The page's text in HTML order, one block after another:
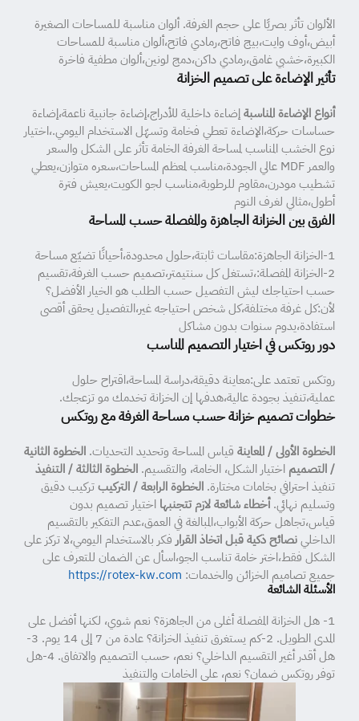
الألوان تأثر بصريًا على حجم الغرفة. ألوان مناسبة للمساحات الصغيرة
أبيض،أوف وايت،بيج فاتح،رمادي فاتح،ألوان مناسبة للمساحات
الكبيرة،خشبي غامق،رمادي داكن،دمج لونين،ألوان مطفية فاخرة
تأثير الإضاءة على تصميم الخزانة
أنواع الإضاءة المناسبةإضاءة داخلية للأدراج،إضاءة جانبية ناعمة،إضاءة
حساسات حركة،الإضاءة تعطي فخامة وتسهّل الاستخدام اليومي.،اختيار
نوع الخشب المناسب لمساحة الغرفة الخامة تأثر على الشكل والسعر
والعمر MDF عالي الجودة،مناسب لمعظم المساحات،سعره متوازن،يعطي
تشطيب مودرن،مقاوم للرطوبة،مناسب لجو الكويت،يعيش فترة
أطول،مثالي لغرف النوم
الفرق بين الخزانة الجاهزة والمفصلة حسب المساحة
1-الخزانة الجاهزة:مقاسات ثابتة،حلول محدودة،أحيانًا تضيّع مساحة
2-الخزانة المفصلة:،تستغل كل سنتيمتر،تصميم حسب الغرفة،تقسيم
حسب احتياجك ليش التفصيل حسب الطلب هو الخيار الأفضل؟
لأن:كل غرفة مختلفة،كل شخص احتياجه غير،التفصيل يحقق أقصى
استفادة،يدوم سنوات بدون مشاكل
دور روتكس في اختيار التصميم المناسب
روتكس تعتمد على:معاينة دقيقة،دراسة المساحة،اقتراح حلول
عملية،تنفيذ بجودة عالية،هدفها إن الخزانة تخدمك مو تزعجك.
خطوات تصميم خزانة حسب مساحة الغرفة مع روتكس
الخطوة الأولى / المعاينة قياس المساحة وتحديد التحديات. الخطوة الثانية
/ التصميم اختيار الشكل، الخامة، والتقسيم. الخطوة الثالثة / التنفيذ
تنفيذ احترافي بخامات مختارة. الخطوة الرابعة / التركيبتركيب دقيق
وتسليم نهائي.أخطاء شائعة لازم تتجنبها اختيار تصميم بدون
قياس،تجاهل حركة الأبواب،المبالغة في العمق،عدم التفكير بالتقسيم
الداخلينصائح ذكية قبل اتخاذ القرار فكر بالاستخدام اليومي،لا تركز على
الشكل فقط،اختر خامة تناسب الجو،اسأل عن الضمان للتعرف على
جميع تصاميم الخزائن والخدمات: https://rotex-kw.com
الأسئلة الشائعة
1- هل الخزانة المفصلة أغلى من الجاهزة؟ نعم شوي، لكنها أفضل على
المدى الطويل. 2-كم يستغرق تنفيذ الخزانة؟ عادة من 7 إلى 14 يوم. 3-
هل أقدر أغير التقسيم الداخلي؟ نعم، حسب التصميم والاتفاق. 4-هل
توفر روتكس ضمان؟ نعم، على الخامات والتنفيذ